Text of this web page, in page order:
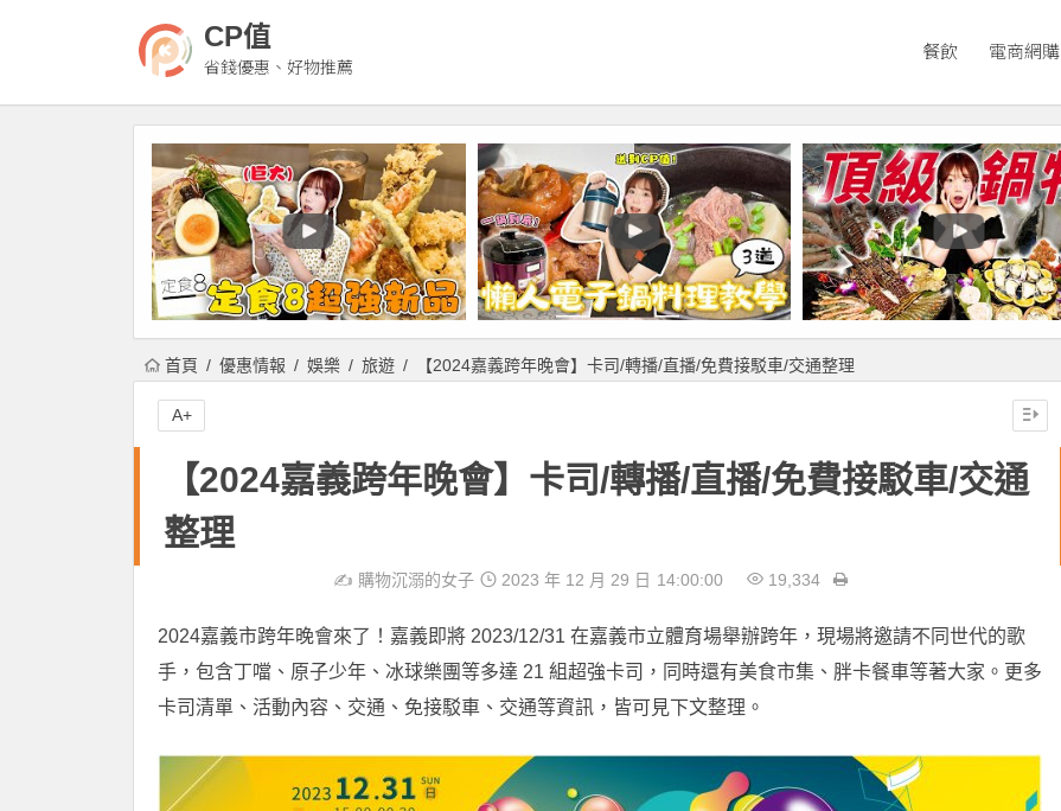
CP值
省錢優惠、好物推薦
餐飲 電商網購
首頁 優惠情報 娛樂 旅遊 【2024嘉義跨年晚會】卡司/轉播/直播/免費接駁車/交通整理
【2024嘉義跨年晚會】卡司/轉播/直播/免費接駁車/交通
整理
✍️ 購物沉溺的女子 2023 年 12 月 29 日 14:00:00 19,334
2024嘉義市跨年晚會來了！嘉義即將 2023/12/31 在嘉義市立體育場舉辦跨年，現場將邀請不同世代的歌
手，包含丁噹、原子少年、冰球樂團等多達 21 組超強卡司，同時還有美食市集、胖卡餐車等著大家。更多
卡司清單、活動內容、交通、免接駁車、交通等資訊，皆可見下文整理。
A+